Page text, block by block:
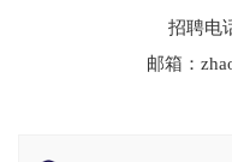
招聘电
邮箱：